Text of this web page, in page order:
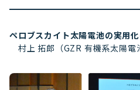
ペロブスカイト太陽電池の実用
村上 拓郎（GZR 有機系太陽電